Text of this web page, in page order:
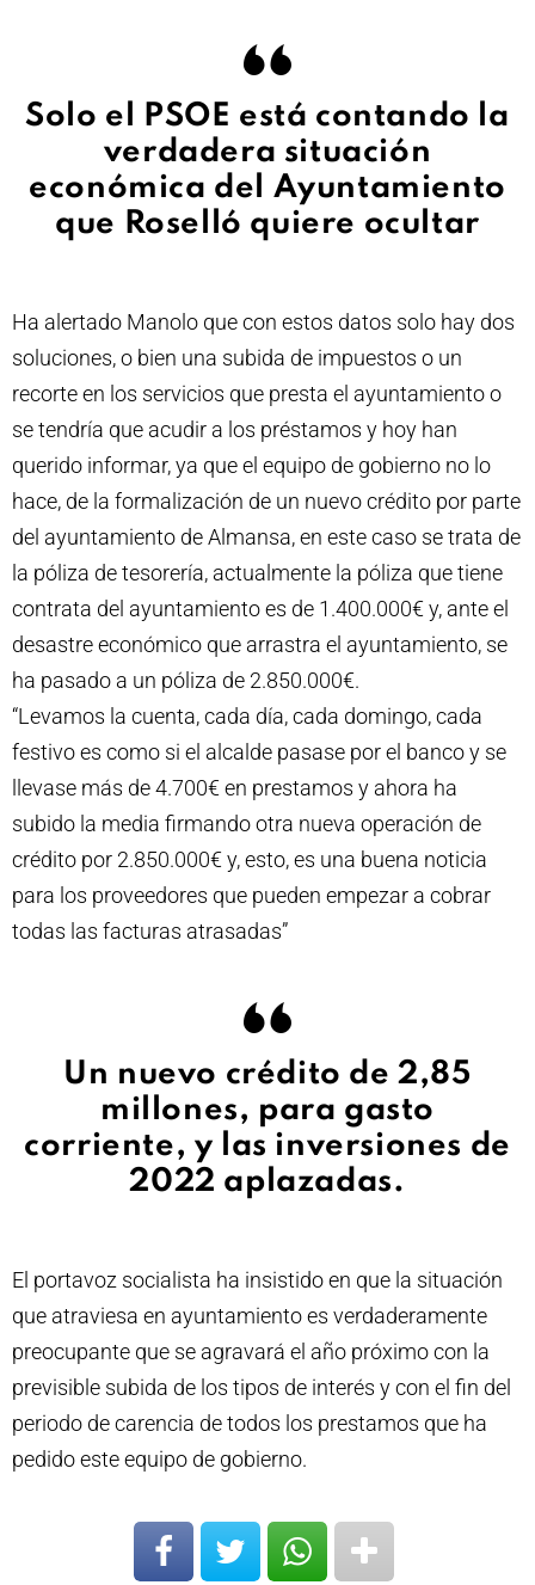
Solo el PSOE está contando la
verdadera situación
económica del Ayuntamiento
que Roselló quiere ocultar
Ha alertado Manolo que con estos datos solo hay dos
soluciones, o bien una subida de impuestos o un
recorte en los servicios que presta el ayuntamiento o
se tendría que acudir a los préstamos y hoy han
querido informar, ya que el equipo de gobierno no lo
hace, de la formalización de un nuevo crédito por parte
del ayuntamiento de Almansa, en este caso se trata de
la póliza de tesorería, actualmente la póliza que tiene
contrata del ayuntamiento es de 1.400.000€ y, ante el
desastre económico que arrastra el ayuntamiento, se
ha pasado a un póliza de 2.850.000€.
“Levamos la cuenta, cada día, cada domingo, cada
festivo es como si el alcalde pasase por el banco y se
llevase más de 4.700€ en prestamos y ahora ha
subido la media firmando otra nueva operación de
crédito por 2.850.000€ y, esto, es una buena noticia
para los proveedores que pueden empezar a cobrar
todas las facturas atrasadas”
Un nuevo crédito de 2,85
millones, para gasto
corriente, y las inversiones de
2022 aplazadas.
El portavoz socialista ha insistido en que la situación
que atraviesa en ayuntamiento es verdaderamente
preocupante que se agravará el año próximo con la
previsible subida de los tipos de interés y con el fin del
periodo de carencia de todos los prestamos que ha
pedido este equipo de gobierno.